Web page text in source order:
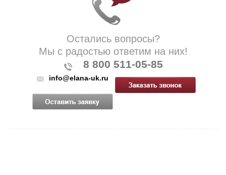
Остались вопросы?
Мы с радостью ответим на них!
8 800 511-05-85
info@elana-uk.ru